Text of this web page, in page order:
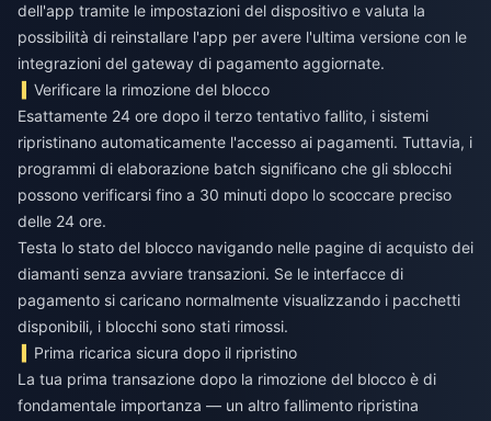
dell'app tramite le impostazioni del dispositivo e valuta la
possibilità di reinstallare l'app per avere l'ultima versione con le
integrazioni del gateway di pagamento aggiornate.
Verificare la rimozione del blocco
Esattamente 24 ore dopo il terzo tentativo fallito, i sistemi
ripristinano automaticamente l'accesso ai pagamenti. Tuttavia, i
programmi di elaborazione batch significano che gli sblocchi
possono verificarsi fino a 30 minuti dopo lo scoccare preciso
delle 24 ore.
Testa lo stato del blocco navigando nelle pagine di acquisto dei
diamanti senza avviare transazioni. Se le interfacce di
pagamento si caricano normalmente visualizzando i pacchetti
disponibili, i blocchi sono stati rimossi.
Prima ricarica sicura dopo il ripristino
La tua prima transazione dopo la rimozione del blocco è di
fondamentale importanza — un altro fallimento ripristina